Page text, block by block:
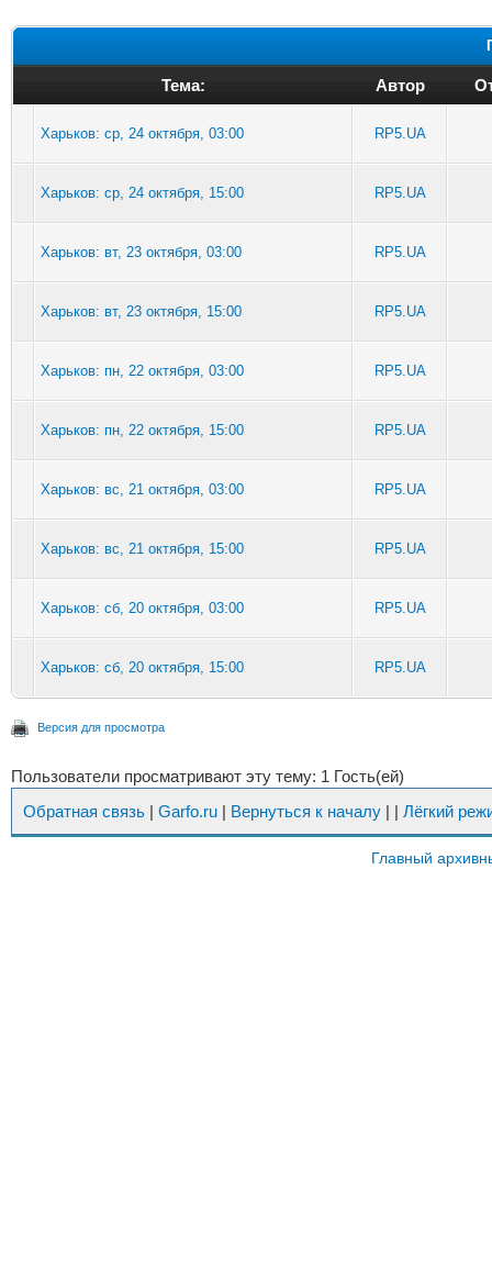
Тема: Автор
Харьков: ср, 24 октября, 03:00 RP5.UA
Харьков: ср, 24 октября, 15:00 RP5.UA
Харьков: вт, 23 октября, 03:00 RP5.UA
Харьков: вт, 23 октября, 15:00 RP5.UA
Харьков: пн, 22 октября, 03:00 RP5.UA
Харьков: пн, 22 октября, 15:00 RP5.UA
Харьков: вс, 21 октября, 03:00 RP5.UA
Харьков: вс, 21 октября, 15:00 RP5.UA
Харьков: сб, 20 октября, 03:00 RP5.UA
Харьков: сб, 20 октября, 15:00 RP5.UA
Версия для просмотра
Пользователи просматривают эту тему: 1 Гость(ей)
Обратная связь | Garfo.ru | Вернуться к началу | | Лёгкий
Главный